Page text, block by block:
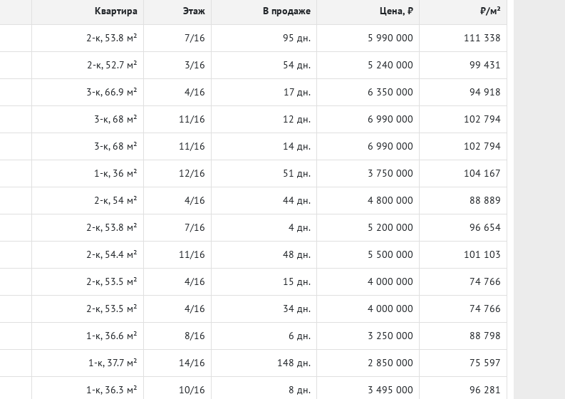
Квартира Этаж В продаже Цена, ₽ ₽/м²
2-к, 53.8 м² 7/16 95 дн. 5 990 000 111 338
2-к, 52.7 м² 3/16 54 дн. 5 240 000 99 431
3-к, 66.9 м² 4/16 17 дн. 6 350 000 94 918
3-к, 68 м² 11/16 12 дн. 6 990 000 102 794
3-к, 68 м² 11/16 14 дн. 6 990 000 102 794
1-к, 36 м² 12/16 51 дн. 3 750 000 104 167
2-к, 54 м² 4/16 44 дн. 4 800 000 88 889
2-к, 53.8 м² 7/16 4 дн. 5 200 000 96 654
2-к, 54.4 м² 11/16 48 дн. 5 500 000 101 103
2-к, 53.5 м² 4/16 15 дн. 4 000 000 74 766
2-к, 53.5 м² 4/16 34 дн. 4 000 000 74 766
1-к, 36.6 м² 8/16 6 дн. 3 250 000 88 798
1-к, 37.7 м² 14/16 148 дн. 2 850 000 75 597
1-к, 36.3 м² 10/16 8 дн. 3 495 000 96 281